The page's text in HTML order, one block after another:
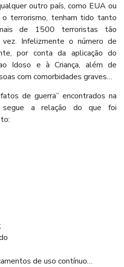
outro país, como EUA ou
o terrorismo, tenham tido tanto
de 1500 terroristas tão
Infelizmente o número de
por conta da aplicação do
Idoso e à Criança, além de
com comorbidades graves…
de guerra” encontrados na
segue a relação do que foi
de uso contínuo…